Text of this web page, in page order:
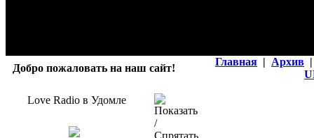
Добро пожаловать на наш сайт!
Главная | Архив |
Love Radio в Удомле